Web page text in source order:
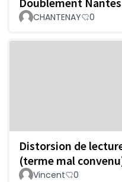
CHANTENAY 0
Distorsion de
(terme mal
Vincent 0